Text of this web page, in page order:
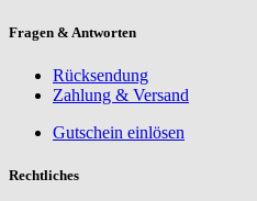
Fragen & Antworten
Rücksendung
Zahlung & Versand
Gutschein einlösen
Rechtliches